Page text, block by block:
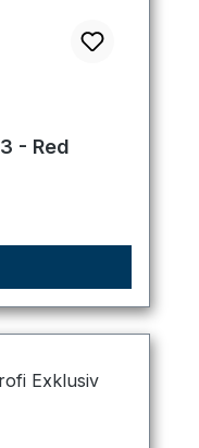
von 4.89 von 5
- Red